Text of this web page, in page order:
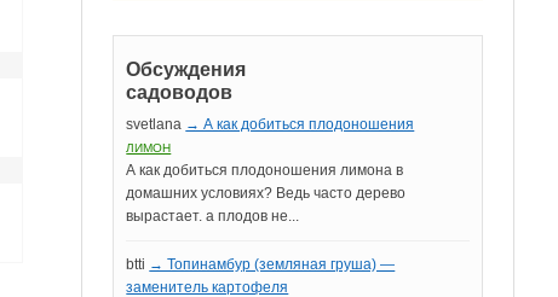
Обсуждения
садоводов
svetlana → А как добиться плодоношения
ЛИМОН
А как добиться плодоношения лимона в
домашних условиях? Ведь часто дерево
вырастает. а плодов не...
btti → Топинамбур (земляная груша) —
заменитель картофеля